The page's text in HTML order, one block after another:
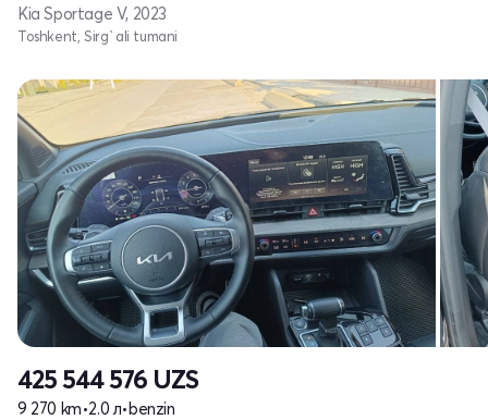
Kia Sportage V, 2023
Toshkent, Sirg`ali tumani
425 544 576 UZS
9 270 km•2.0 л•benzin